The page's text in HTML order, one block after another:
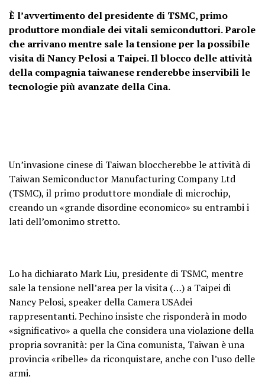
È l’avvertimento del presidente di TSMC, primo
produttore mondiale dei vitali semiconduttori. Parole
che arrivano mentre sale la tensione per la possibile
visita di Nancy Pelosi a Taipei. Il blocco delle attività
della compagnia taiwanese renderebbe inservibili le
tecnologie più avanzate della Cina.
Un’invasione cinese di Taiwan bloccherebbe le attività di
Taiwan Semiconductor Manufacturing Company Ltd
(TSMC), il primo produttore mondiale di microchip,
creando un «grande disordine economico» su entrambi i
lati dell’omonimo stretto.
Lo ha dichiarato Mark Liu, presidente di TSMC, mentre
sale la tensione nell’area per la visita (…) a Taipei di
Nancy Pelosi, speaker della Camera USAdei
rappresentanti. Pechino insiste che risponderà in modo
«significativo» a quella che considera una violazione della
propria sovranità: per la Cina comunista, Taiwan è una
provincia «ribelle» da riconquistare, anche con l’uso delle
armi.